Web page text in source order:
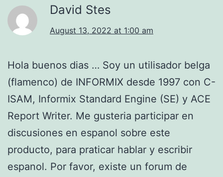
David Stes
August 13, 2022 at 1:00 am
Hola buenos dias … Soy un utilisador belga
(flamenco) de INFORMIX desde 1997 con C-
ISAM, Informix Standard Engine (SE) y ACE
Report Writer. Me gusteria participar en
discusiones en espanol sobre este
producto, para praticar hablar y escribir
espanol. Por favor, existe un forum de